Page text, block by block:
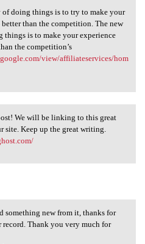
of doing things
of doing things is to try to make your
than the competition. The new
things is to make your experience
the competition’s
view/affiliateservices/hom
We will be
We will be linking to this great
site. Keep up the great writing.
something new
something new from it, thanks for
record. Thank you very much for